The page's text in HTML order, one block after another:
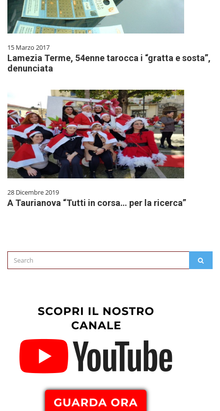
15 Marzo 2017
Lamezia Terme, 54enne tarocca i “gratta e sosta”,
denunciata
28 Dicembre 2019
A Taurianova “Tutti in corsa… per la ricerca”
Search
for: